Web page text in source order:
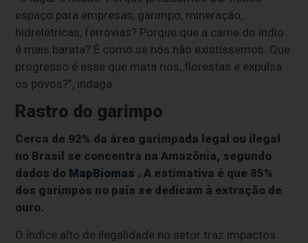
espaço para empresas, garimpo, mineração,
hidrelétricas, ferrovias? Porque que a carne do índio
é mais barata? É como se nós não existíssemos. Que
progresso é esse que mata rios, florestas e expulsa
os povos?”, indaga.
Rastro do garimpo
Cerca de 92% da área garimpada legal ou ilegal
no Brasil se concentra na Amazônia, segundo
dados do MapBiomas . A estimativa é que 85%
dos garimpos no país se dedicam à extração de
ouro.
O índice alto de ilegalidade no setor traz impactos